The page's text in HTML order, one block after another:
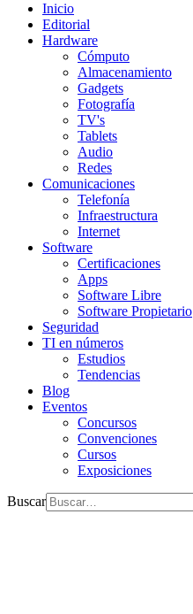
Inicio
Editorial
Hardware
Cómputo
Almacenamiento
Gadgets
Fotografía
TV's
Tablets
Audio
Redes
Comunicaciones
Telefonía
Infraestructura
Internet
Software
Certificaciones
Apps
Software Libre
Software Propietario
Seguridad
TI en números
Estudios
Tendencias
Blog
Eventos
Concursos
Convenciones
Cursos
Exposiciones
Buscar